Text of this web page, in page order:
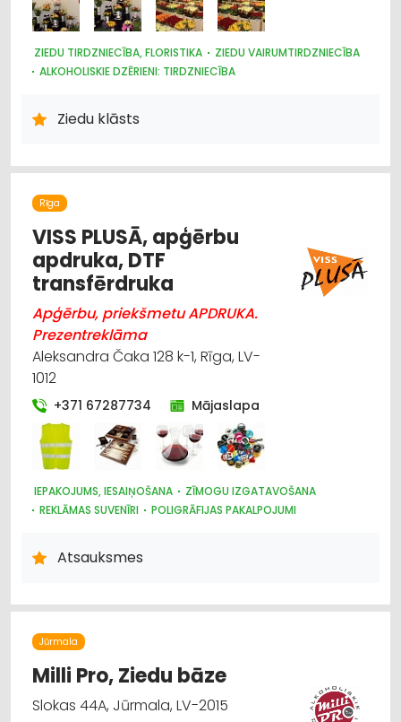
ZIEDU TIRDZNIECĪBA, FLORISTIKA
ZIEDU VAIRUMTIRDZNIECĪBA
ALKOHOLISKIE DZĒRIENI: TIRDZNIECĪBA
ALUS TIRDZNIECĪBA
Ziedu klāsts
Rīga
VISS PLUSĀ, apģērbu
apdruka, DTF
transfērdruka
Apģērbu, priekšmetu APDRUKA.
Prezentreklāma
Aleksandra Čaka 128 k-1, Rīga, LV-
1012
+371 67287734 Mājaslapa
IEPAKOJUMS, IESAIŅOŠANA
ZĪMOGU IZGATAVOŠANA
REKLĀMAS SUVENĪRI
POLIGRĀFIJAS PAKALPOJUMI
UN APAVI; TIRDZNIECĪBA
Atsauksmes
Jūrmala
Milli Pro, Ziedu bāze
Slokas 44A, Jūrmala, LV-2015